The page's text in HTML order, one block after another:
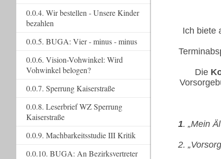
Ich biete
Die
1. „Mein
2.
0.0.4. Wir bestellen - Unsere Kinder
bezahlen
0.0.5. BUGA: Vier - minus - minus
0.0.6. Vision-Vohwinkel: Wird
Vohwinkel belogen?
0.0.7. Sperrung Kaiserstraße
0.0.8. Leserbrief WZ Sperrung
Kaiserstraße
0.0.9. Machbarkeitsstudie III Kritik
0.0.10. BUGA: An Bezirksvertreter